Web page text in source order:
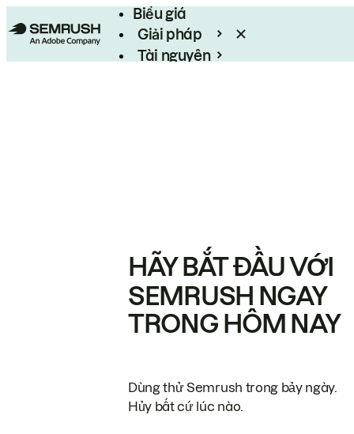
Biểu giá
Giải pháp
Tài nguyên
HÃY BẮT ĐẦU VỚI
SEMRUSH NGAY
TRONG HÔM NAY
Dùng thử Semrush trong bảy ngày.
Hủy bất cứ lúc nào.